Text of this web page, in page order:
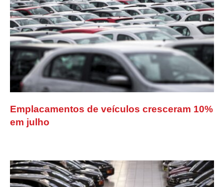
Emplacamentos de veículos cresceram 10%
em julho